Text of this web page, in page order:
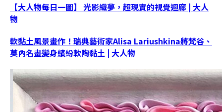
【大人物每日一圖】 光影織夢，超現實的視覺迴廊 | 大人
物
軟黏土風景畫作！瑞典藝術家Alisa Lariushkina將梵谷、
莫內名畫變身繽紛軟陶黏土 | 大人物